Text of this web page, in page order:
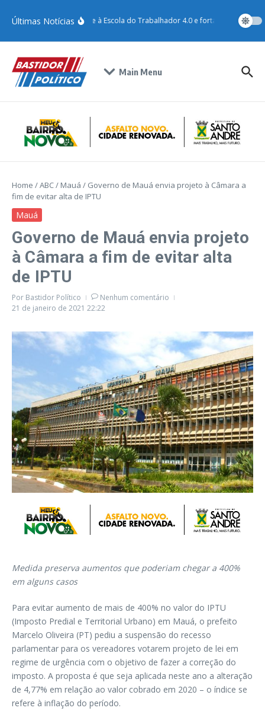
Últimas Notícias
Santo André adere à Escola do Trabalhador 4.0 e fortalece
Main Menu
Home /ABC/ Mauá / Governo de Mauá envia projeto à Câmara a
fim de evitar alta de IPTU
Mauá
Governo de Mauá envia projeto
à Câmara a fim de evitar alta
de IPTU
Por Bastidor Político
Nenhum comentário
21 de janeiro de 2021 22:22
Medida preserva aumentos que poderiam chegar a 400%
em alguns casos
Para evitar aumento de mais de 400% no valor do IPTU
(Imposto Predial e Territorial Urbano) em Mauá, o prefeito
Marcelo Oliveira (PT) pediu a suspensão do recesso
parlamentar para os vereadores votarem projeto de lei em
regime de urgência com o objetivo de fazer a correção do
imposto. A proposta é que seja aplicada neste ano a alteração
de 4,77% em relação ao valor cobrado em 2020 – o índice se
refere à inflação do período.